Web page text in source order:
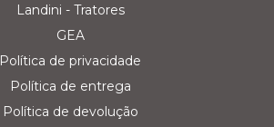
Landini - Tratores
GEA
Política de privacidade
Política de entrega
Política de devolução